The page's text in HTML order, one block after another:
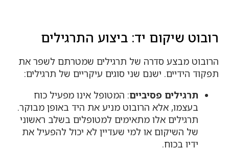
רובוט שיקום יד: ביצוע התרגילים
הרובוט מבצע סדרה של תרגילים שמטרתם לשפר את
תפקוד הידיים. ישנם שני סוגים עיקריים של תרגילים:
תרגילים פסיביים: המטופל אינו מפעיל כוח
בעצמו, אלא הרובוט מניע את היד באופן מבוקר.
תרגילים אלו מתאימים למטופלים בשלב ראשוני
של השיקום או למי שעדיין לא יכול להפעיל את
ידיו בכוח.